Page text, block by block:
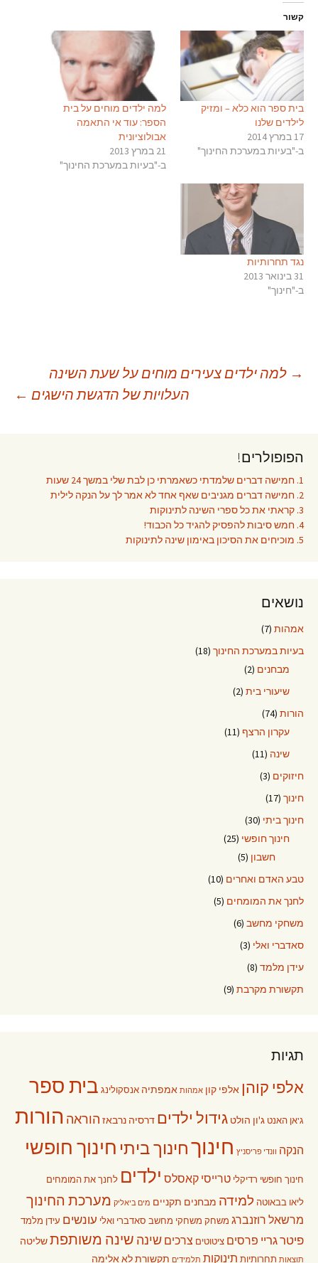
קשור
בית ספר הוא כלא – ומזיק
לילדים שלנו
17 במרץ 2014
ב-"בעיות במערכת החינוך"
למה ילדים מוחים על בית
הספר: עוד אי התאמה
אבולוציונית
21 במרץ 2013
ב-"בעיות במערכת החינוך"
נגד תחרותיות
31 בינואר 2013
ב-"חינוך"
ניווט
→ למה ילדים צעירים מוחים על שעת השינה
העלויות של הדגשת הישגים ←
הפופולרים!
1. חמישה דברים שלמדתי כשאמרתי כן לבת שלי במשך 24 שעות
2. חמישה דברים מגניבים שאף אחד לא אמר לך על הנקה לילית
3. קראתי את כל ספרי השינה לתינוקות
4. חמש סיבות להפסיק להגיד כל הכבוד!
5. מוכיחים את הסיכון באימון שינה לתינוקות
נושאים
אמהות (7)
בעיות במערכת החינוך (18)
מבחנים (2)
שיעורי בית (2)
הורות (74)
עקרון הרצף (11)
שינה (11)
חיזוקים (3)
חינוך (17)
חינוך ביתי (30)
חינוך חופשי (25)
חשבון (5)
טבע האדם ואחרים (10)
לחנך את המומחים (5)
משחקי מחשב (6)
סאדברי ואלי (3)
עידן מלמד (8)
תקשורת מקרבת (9)
תגיות
אלפי קוהן אלפי קון אמהות אמפתיה אנסקולינג בית ספר
ג'אן האנט ג'ון הולט גידול ילדים דרסיה נרבאז הוראה הורות
הנקה וונדי פריסניץ חינוךחינוך ביתי חינוך חופשי
חינוך חופשי רדיקלי טרייסי קאסלס ילדים לחנך את המומחים
ליאו בבאוטה למידה מבחנים תקניים מים ביאליק מערכת החינוך
מרשאל רוזנברג משחק משחקי מחשב סאדברי ואלי עונשים עידן מלמד
פיטר גריי פרסים ציטוטים צרכים שינה שינה משותפתשליטה
תוצאות תחרותיות תינוקות תלמידים תקשורת לא אלימה